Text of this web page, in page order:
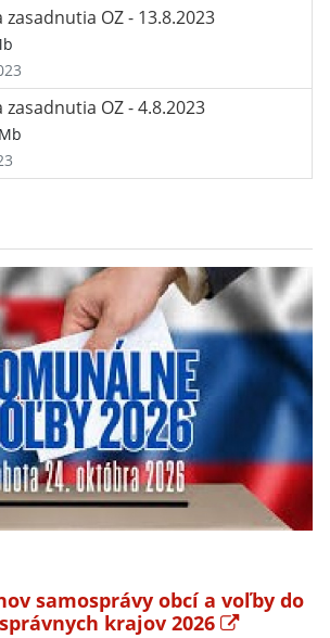
zasadnutia OZ - 13.8.2023
zasadnutia OZ - 4.8.2023
samosprávy obcí a voľby do
krajov 2026